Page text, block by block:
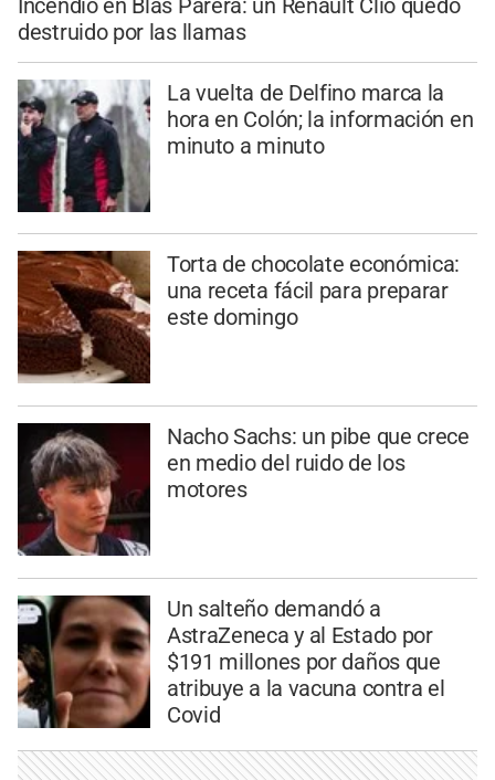
destruido por las llamas
La vuelta de Delfino marca la
hora en Colón; la información en
minuto a minuto
Torta de chocolate económica:
una receta fácil para preparar
este domingo
Nacho Sachs: un pibe que crece
en medio del ruido de los
motores
Un salteño demandó a
AstraZeneca y al Estado por
$191 millones por daños que
atribuye a la vacuna contra el
Covid